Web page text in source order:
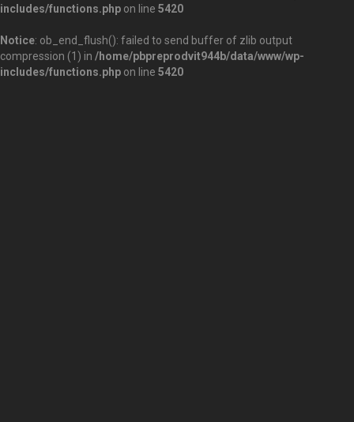
includes/functions.php on line 5420
Notice: ob_end_flush(): failed to send buffer of zlib output
compression (1) in /home/pbpreprodvit944b/data/www/wp-
includes/functions.php on line 5420